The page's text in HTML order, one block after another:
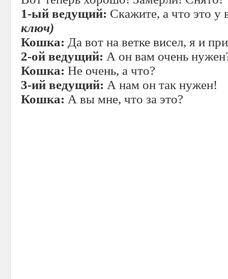
1-ый ведущий: Скажите, а что это у
ключ)
Кошка: Да вот на ветке висел, я и
2-ой ведущий: А он вам очень
Кошка: Не очень, а что?
3-ий ведущий: А нам он так нужен!
Кошка: А вы мне, что за это?